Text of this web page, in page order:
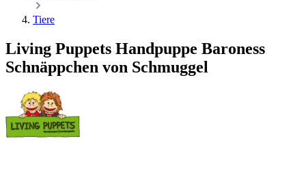
Tiere
Living Puppets Handpuppe Baroness
Schnäppchen von Schmuggel